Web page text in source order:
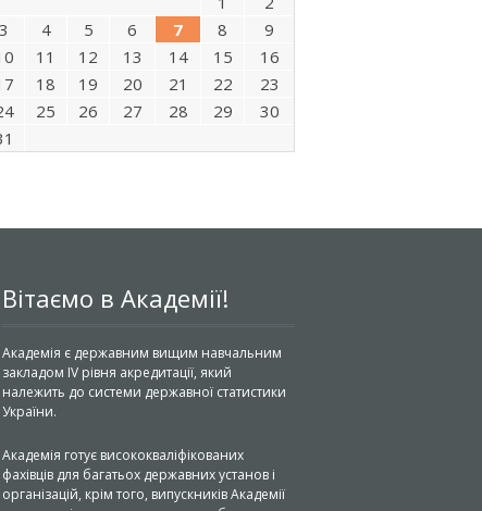
3
4 5 6 7 8
9
11 12 13 14 15
16
18 19 20 21 22
23
25 26 27 28 29
30
Вітаємо в Академії!
Академія є державним вищим навчальним
закладом IV рівня акредитації, який
належить до системи державної статистики
України.
Академія готує висококваліфікованих
фахівців для багатьох державних установ і
організацій, крім того, випускників Академії